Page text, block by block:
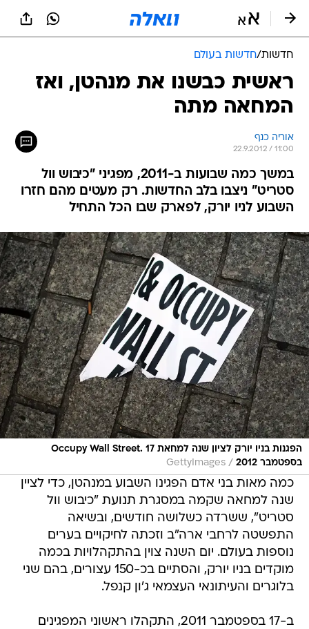
חדשות/חדשות בעולם
ראשית כבשנו את מנהטן, ואז
המחאה מתה
אוריה כנף
22.9.2012 / 11:00
במשך כמה שבועות ב-2011, מפגיני "כיבוש וול
סטריט" ניצבו בלב החדשות. רק מעטים מהם חזרו
השבוע לניו יורק, לפארק שבו הכל התחיל
הפגנות בניו יורק לציון שנה למחאת Occupy Wall Street. 17
בספטמבר 2012
/
GettyImages
כמה מאות בני אדם הפגינו השבוע במנהטן, כדי לציין
שנה למחאה שקמה במסגרת תנועת "כיבוש וול
סטריט", ששרדה כשלושה חודשים, ובשיאה
התפשטה לרחבי ארה"ב וזכתה לחיקויים בערים
נוספות בעולם. יום השנה צוין בהתקהלויות בכמה
מוקדים בניו יורק, והסתיים בכ-150 עצורים, בהם שני
בלוגרים והעיתונאי העצמאי ג'ון קנפל.
ב-17 בספטמבר 2011, התקהלו ראשוני המפגינים